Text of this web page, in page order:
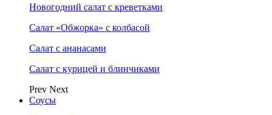
Новогодний салат с креветками
Салат «Обжорка» с колбасой
Салат с ананасами
Салат с курицей и блинчиками
Prev Next
Соусы